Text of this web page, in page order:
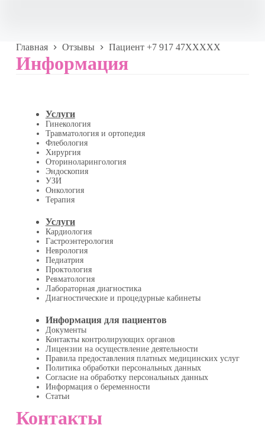
Главная Отзывы Пациент +7 917 47XXXXX
Информация
Услуги
Гинекология
Травматология и ортопедия
Флебология
Хирургия
Оториноларингология
Эндоскопия
УЗИ
Онкология
Терапия
Услуги
Кардиология
Гастроэнтерология
Неврология
Педиатрия
Проктология
Ревматология
Лабораторная диагностика
Диагностические и процедурные кабинеты
Информация для пациентов
Документы
Контакты контролирующих органов
Лицензии на осуществление деятельности
Правила предоставления платных медицинских услуг
Политика обработки персональных данных
Согласие на обработку персональных данных
Информация о беременности
Статьи
Контакты